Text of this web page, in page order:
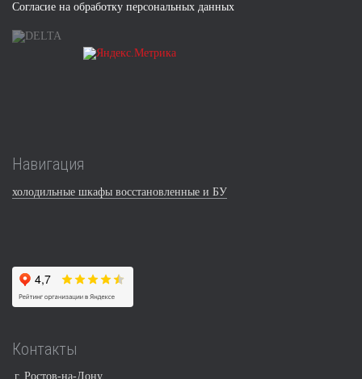
Согласие на обработку персональных данных
Навигация
холодильные шкафы восстановленные и БУ
Контакты
г. Ростов-на-Дону,